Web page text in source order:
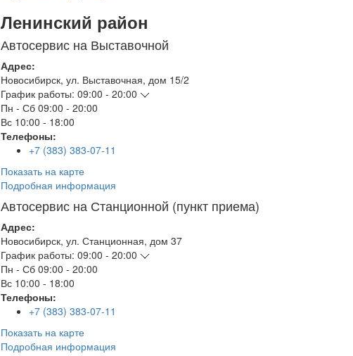
Ленинский район
Автосервис на Выставочной
Адрес:
Новосибирск, ул. Выставочная, дом 15/2
График работы: 09:00 - 20:00
Пн - Сб 09:00 - 20:00
Вс 10:00 - 18:00
Телефоны:
+7 (383) 383-07-11
Показать на карте
Подробная информация
Автосервис на Станционной (пункт приема)
Адрес:
Новосибирск, ул. Станционная, дом 37
График работы: 09:00 - 20:00
Пн - Сб 09:00 - 20:00
Вс 10:00 - 18:00
Телефоны:
+7 (383) 383-07-11
Показать на карте
Подробная информация